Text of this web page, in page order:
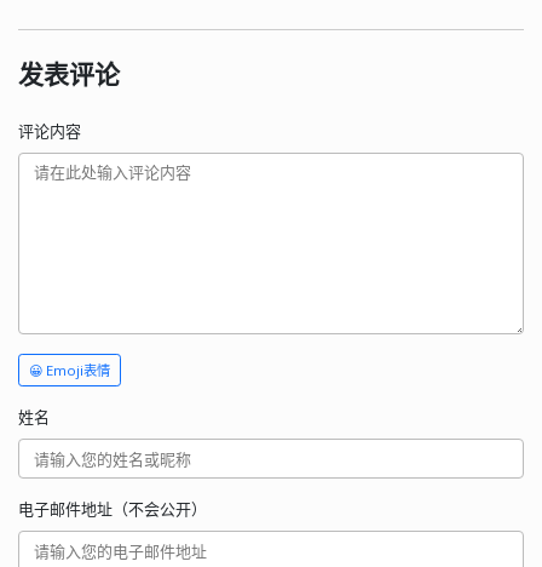
发表评论
评论内容
😀 Emoji表情
姓名
电子邮件地址（不会公开）